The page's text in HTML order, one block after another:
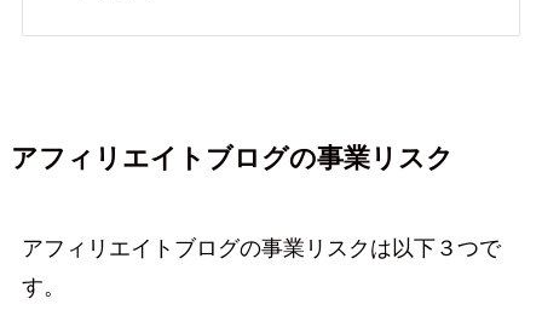
アフィリエイトブログの事業リスク
アフィリエイトブログの事業リスクは以下３つで
す。